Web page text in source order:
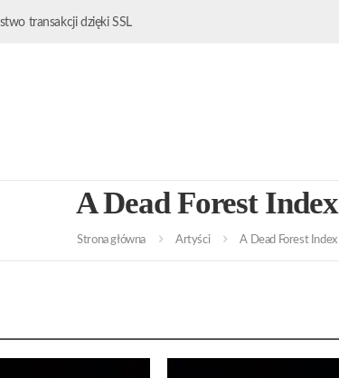
transakcji dzięki SSL
A Dead Forest Index
Strona główna Artyści A Dead Forest Index